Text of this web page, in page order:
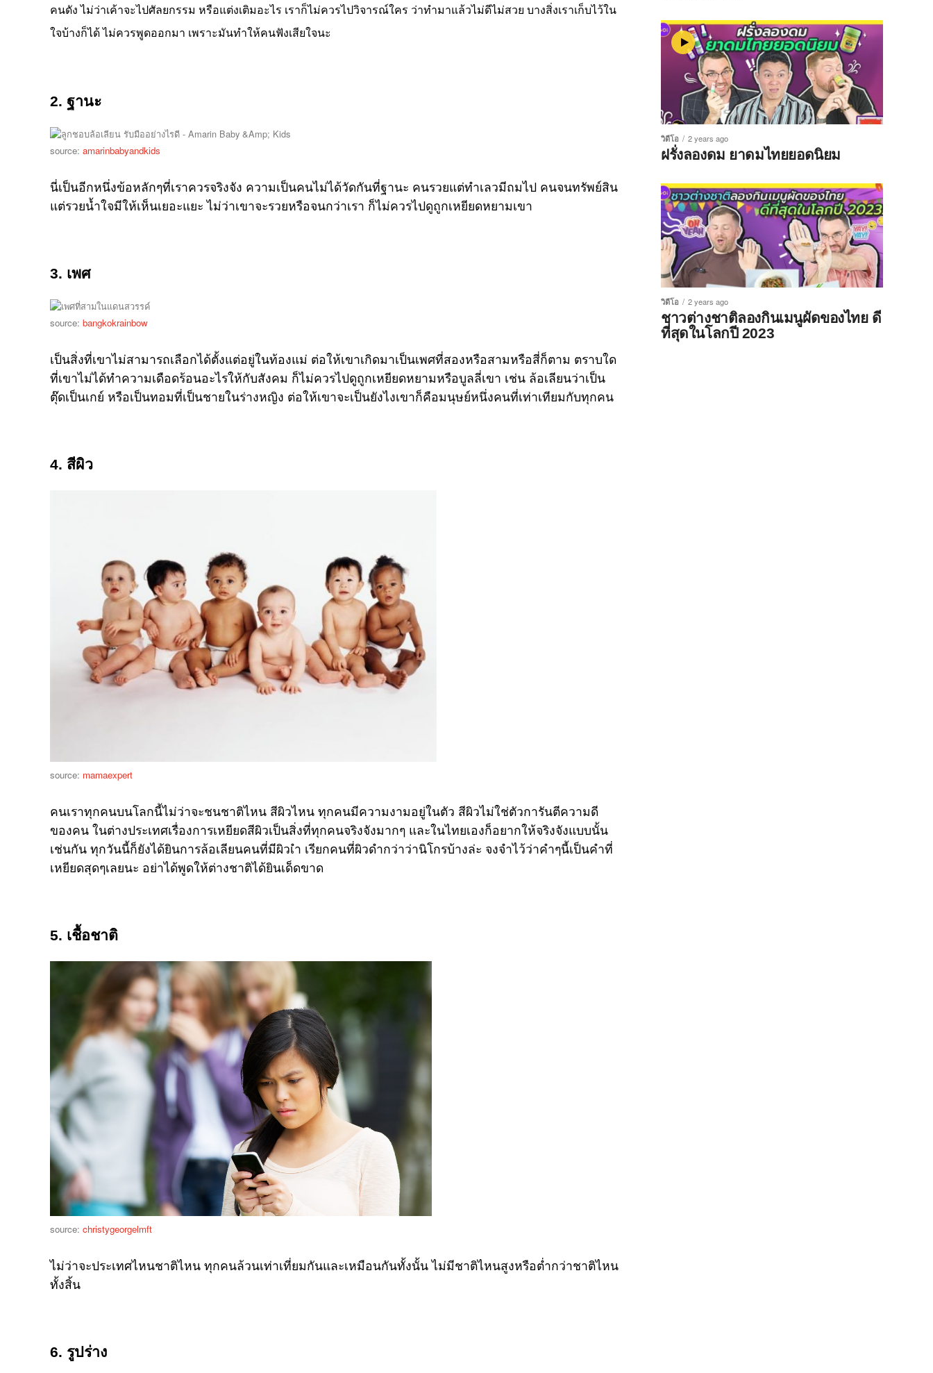
คนดัง ไม่ว่าเค้าจะไปศัลยกรรม หรือแต่งเติมอะไร เราก็ไม่ควรไปวิจารณ์ใคร ว่าทำมาแล้วไม่ดีไม่สวย บางสิ่งเราเก็บไว้ใน
ใจบ้างก็ได้ ไม่ควรพูดออกมา เพราะมันทำให้คนฟังเสียใจนะ
2. ฐานะ
source: amarinbabyandkids
นี่เป็นอีกหนึ่งข้อหลักๆที่เราควรจริงจัง ความเป็นคนไม่ได้วัดกันที่ฐานะ คนรวยแต่ทำเลวมีถมไป คนจนทรัพย์สิน
แต่รวยน้ำใจมีให้เห็นเยอะแยะ ไม่ว่าเขาจะรวยหรือจนกว่าเรา ก็ไม่ควรไปดูถูกเหยียดหยามเขา
3. เพศ
source: bangkokrainbow
เป็นสิ่งที่เขาไม่สามารถเลือกได้ตั้งแต่อยู่ในท้องแม่ ต่อให้เขาเกิดมาเป็นเพศที่สองหรือสามหรือสี่ก็ตาม ตราบใด
ที่เขาไม่ได้ทำความเดือดร้อนอะไรให้กับสังคม ก็ไม่ควรไปดูถูกเหยียดหยามหรือบูลลี่เขา เช่น ล้อเลียนว่าเป็น
ตุ๊ดเป็นเกย์ หรือเป็นทอมที่เป็นชายในร่างหญิง ต่อให้เขาจะเป็นยังไงเขาก็คือมนุษย์หนึ่งคนที่เท่าเทียมกับทุกคน
4. สีผิว
source: mamaexpert
คนเราทุกคนบนโลกนี้ไม่ว่าจะชนชาติไหน สีผิวไหน ทุกคนมีความงามอยู่ในตัว สีผิวไม่ใช่ตัวการันตีความดี
ของคน ในต่างประเทศเรื่องการเหยียดสีผิวเป็นสิ่งที่ทุกคนจริงจังมากๆ และในไทยเองก็อยากให้จริงจังแบบนั้น
เช่นกัน ทุกวันนี้ก็ยังได้ยินการล้อเลียนคนที่มีผิวเำ เรียกคนที่ผิวดำกว่าว่านิโกรบ้างล่ะ จงจำไว้ว่าคำๆนี้เป็นคำที่
เหยียดสุดๆเลยนะ อย่าได้พูดให้ต่างชาติได้ยินเด็ดขาด
5. เชื้อชาติ
source: christygeorgelmft
ไม่ว่าจะประเทศไหนชาติไหน ทุกคนล้วนเท่าเที่ยมกันและเหมือนกันทั้งนั้น ไม่มีชาติไหนสูงหรือต่ำกว่าชาติไหน
ทั้งสิ้น
6. รูปร่าง
วิดีโอ 2 years ago
ฝรั่งลองดม ยาดมไทยยอดนิยม
วิดีโอ 2 years ago
ชาวต่างชาติลองกินเมนูผัดของไทย ดี
ที่สุดในโลกปี 2023